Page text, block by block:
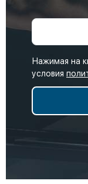
Нажимая на
условия